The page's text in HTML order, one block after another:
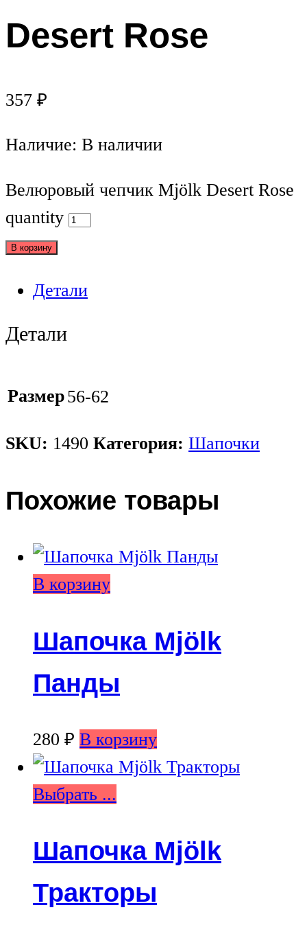
Desert Rose
357 ₽
Наличие: В наличии
Велюровый чепчик Mjölk Desert Rose
quantity
В корзину
Детали
Детали
Размер56-62
SKU: 1490 Категория: Шапочки
Похожие товары
В корзину
Шапочка Mjölk
Панды
280 ₽ В корзину
Выбрать ...
Шапочка Mjölk
Тракторы